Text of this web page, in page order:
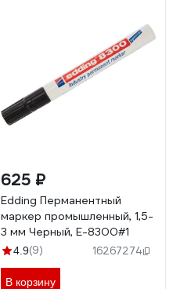
625 ₽
Edding Перманентный
маркер промышленный, 1,5-
3 мм Черный, E-8300#1
4.9(9) 16267274
В корзину